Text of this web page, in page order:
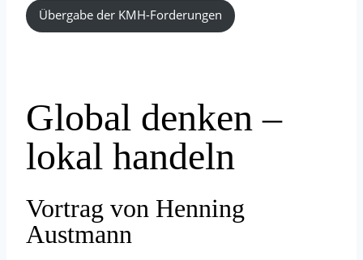
Übergabe der KMH-Forderungen
Global denken –
lokal handeln
Vortrag von Henning
Austmann